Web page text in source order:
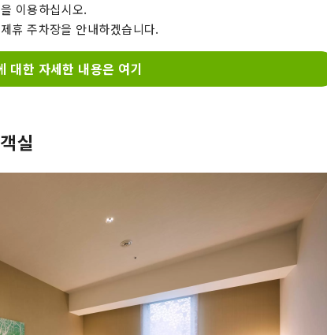
이용하십시오.
휴 주차장을 안내하겠습니다.
대한 자세한 내용은 여기
실